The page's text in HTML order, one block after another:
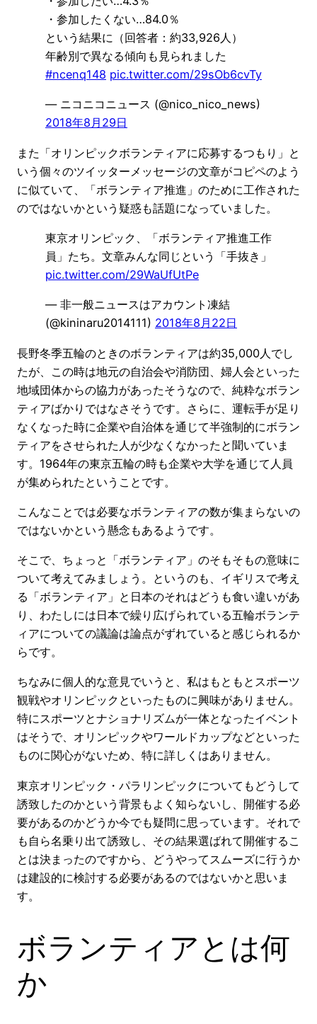
・参加したくない…84.0％
という結果に（回答者：約33,926人）
年齢別で異なる傾向も見られました
#ncenq148 pic.twitter.com/29sOb6cvTy
— ニコニコニュース (@nico_nico_news)
2018年8月29日
また「オリンピックボランティアに応募するつもり」と
いう個々のツイッターメッセージの文章がコピペのよう
に似ていて、「ボランティア推進」のために工作された
のではないかという疑惑も話題になっていました。
東京オリンピック、「ボランティア推進工作
員」たち。文章みんな同じという「手抜き」
pic.twitter.com/29WaUfUtPe
— 非一般ニュースはアカウント凍結
(@kininaru2014111) 2018年8月22日
長野冬季五輪のときのボランティアは約35,000人でし
たが、この時は地元の自治会や消防団、婦人会といった
地域団体からの協力があったそうなので、純粋なボラン
ティアばかりではなさそうです。さらに、運転手が足り
なくなった時に企業や自治体を通じて半強制的にボラン
ティアをさせられた人が少なくなかったと聞いていま
す。1964年の東京五輪の時も企業や大学を通じて人員
が集められたということです。
こんなことでは必要なボランティアの数が集まらないの
ではないかという懸念もあるようです。
そこで、ちょっと「ボランティア」のそもそもの意味に
ついて考えてみましょう。というのも、イギリスで考え
る「ボランティア」と日本のそれはどうも食い違いがあ
り、わたしには日本で繰り広げられている五輪ボランテ
ィアについての議論は論点がずれていると感じられるか
らです。
ちなみに個人的な意見でいうと、私はもともとスポーツ
観戦やオリンピックといったものに興味がありません。
特にスポーツとナショナリズムが一体となったイベント
はそうで、オリンピックやワールドカップなどといった
ものに関心がないため、特に詳しくはありません。
東京オリンピック・パラリンピックについてもどうして
誘致したのかという背景もよく知らないし、開催する必
要があるのかどうか今でも疑問に思っています。それで
も自ら名乗り出て誘致し、その結果選ばれて開催するこ
とは決まったのですから、どうやってスムーズに行うか
は建設的に検討する必要があるのではないかと思いま
す。
ボランティアとは何
か